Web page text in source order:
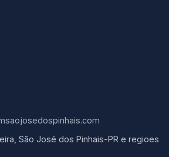
São José dos Pinhais-PR e regioes